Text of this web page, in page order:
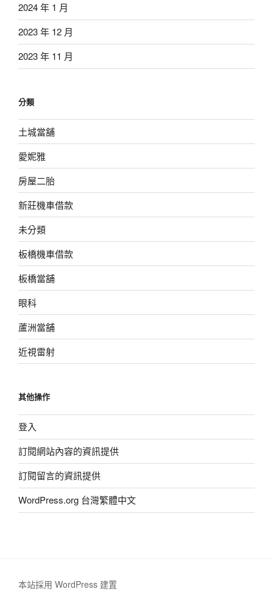
2024 年 1 月
2023 年 12 月
2023 年 11 月
分類
土城當舖
愛妮雅
房屋二胎
新莊機車借款
未分類
板橋機車借款
板橋當舖
眼科
蘆洲當舖
近視雷射
其他操作
登入
訂閱網站內容的資訊提供
訂閱留言的資訊提供
WordPress.org 台灣繁體中文
本站採用 WordPress 建置